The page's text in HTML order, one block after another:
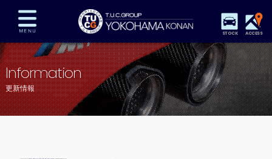
STOCK ACCESS
在庫車両情報 保証&サービス パーツリスト
TUCとは？ 店舗情報 アクセスマップ
全国納車 特別作業 注文販売
Information
更新情報